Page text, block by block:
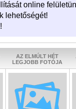
online
lehetőségét!
!
AZ ELMÚLT HÉT
LEGJOBB FOTÓJA